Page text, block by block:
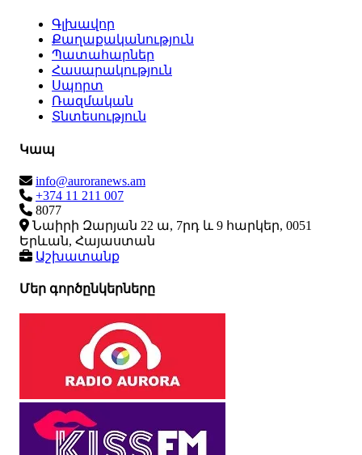
Գլխավոր
Քաղաքականություն
Պատահարներ
Հասարակություն
Սպորտ
Ռազմական
Տնտեսություն
Կապ
info@auroranews.am
+374 11 211 007
8077
Նաիրի Զարյան 22 ա, 7րդ և 9 հարկեր, 0051
Երևան, Հայաստան
Աշխատանք
Մեր գործընկերները